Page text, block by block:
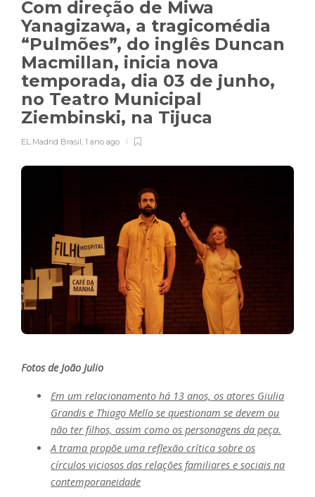
Com direção de Miwa
Yanagizawa, a tragicomédia
“Pulmões”, do inglês Duncan
Macmillan, inicia nova
temporada, dia 03 de junho,
no Teatro Municipal
Ziembinski, na Tijuca
EL Madrid Brasil, 1 ano ago
Fotos de João Julio
Em um relacionamento há 13 anos, os atores Giulia
Grandis e Thiago Mello se questionam se devem ou
não ter filhos, assim como os personagens da peça.
A trama propõe uma reflexão crítica sobre os
círculos viciosos das relações familiares e sociais na
contemporaneidade